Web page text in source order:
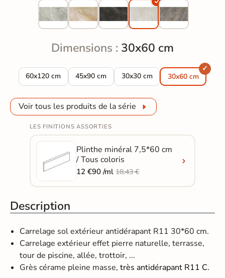
Dimensions : 30x60 cm
60x120 cm
Carrelage sol extérieur effet pierre minéral bianco R11
45x90 cm
Carrelage sol extérieur effet pierre minéral
30x30 cm
Carrelage sol extérieur effet
30x60 cm
Voir tous les produits de la série
LES FINITIONS ASSORTIES
Plinthe minéral 7,5*60 cm
/ Tous coloris
12 €90 /ml18,43 €
Description
Carrelage sol extérieur antidérapant R11 30*60 cm.
Carrelage extérieur effet pierre naturelle, terrasse,
tour de piscine, allée, trottoir, ...
Grès cérame pleine masse,très antidérapant R11 C.